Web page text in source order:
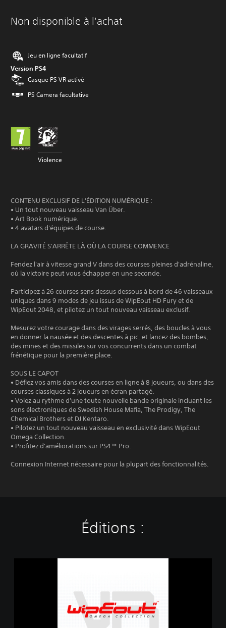
Non disponible à l'achat
Jeu en ligne facultatif
Version PS4
Casque PS VR activé
PS Camera facultative
Violence
CONTENU EXCLUSIF DE L'ÉDITION NUMÉRIQUE :
• Un tout nouveau vaisseau Van Über.
• Art Book numérique.
• 4 avatars d'équipes de course.
LA GRAVITÉ S'ARRÊTE LÀ OÙ LA COURSE COMMENCE
Fendez l'air à vitesse grand V dans des courses pleines d'adrénaline,
où la victoire peut vous échapper en une seconde.
Participez à 26 courses sens dessus dessous à bord de 46 vaisseaux
uniques dans 9 modes de jeu issus de WipEout HD Fury et de
WipEout 2048, et pilotez un tout nouveau vaisseau exclusif.
Mesurez votre courage dans des virages serrés, des boucles à vous
en donner la nausée et des descentes à pic, et lancez des bombes,
des mines et des missiles sur vos concurrents dans un combat
frénétique pour la première place.
SOUS LE CAPOT
• Défiez vos amis dans des courses en ligne à 8 joueurs, ou dans des
courses classiques à 2 joueurs en écran partagé.
• Volez au rythme d'une toute nouvelle bande originale incluant les
sons électroniques de Swedish House Mafia, The Prodigy, The
Chemical Brothers et DJ Kentaro.
• Pilotez un tout nouveau vaisseau en exclusivité dans WipEout
Omega Collection.
• Profitez d'améliorations sur PS4™ Pro.
Connexion Internet nécessaire pour la plupart des fonctionnalités.
Éditions :